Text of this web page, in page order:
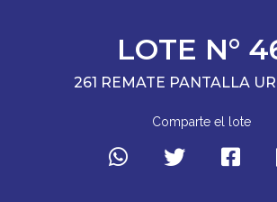
LOTE N°
261 REMATE PANTALLA
Comparte el lote